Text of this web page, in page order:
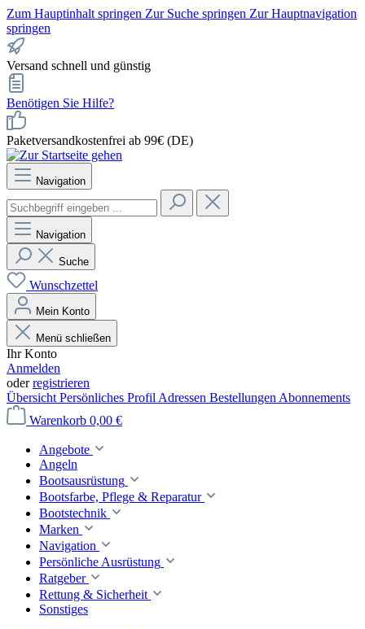
Zum Hauptinhalt springen Zur Suche springen Zur Hauptnavigation
springen
Versand schnell und günstig
Benötigen Sie Hilfe?
Paketversandkostenfrei ab 99€ (DE)
Navigation
Navigation
Suche
Wunschzettel
Mein Konto
Menü schließen
Ihr Konto
Anmelden
oderregistrieren
Übersicht Persönliches Profil Adressen Bestellungen Abonnements
Warenkorb 0,00 €
Angebote
Angeln
Bootsausrüstung
Bootsfarbe, Pflege & Reparatur
Bootstechnik
Marken
Navigation
Persönliche Ausrüstung
Ratgeber
Rettung & Sicherheit
Sonstiges